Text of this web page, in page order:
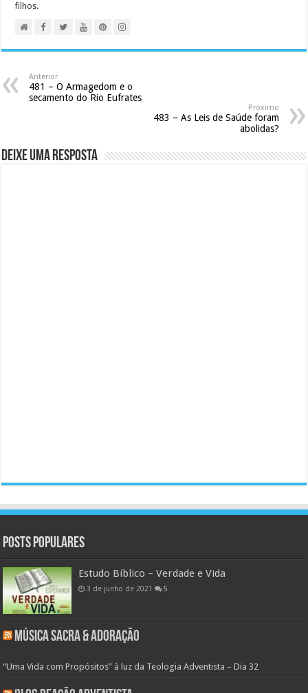
filhos.
Anterior
481 – O Armagedom e o
secamento do Rio Eufrates
Próximo
483 – As Leis de Saúde foram
abolidas?
Deixe uma resposta
Posts populares
Estudo Bíblico – Verdade e Vida
3 de junho de 2021 5
Música Sacra & Adoração
“Uma Vida com Propósitos” à luz da Teologia Adventista – Dia 32